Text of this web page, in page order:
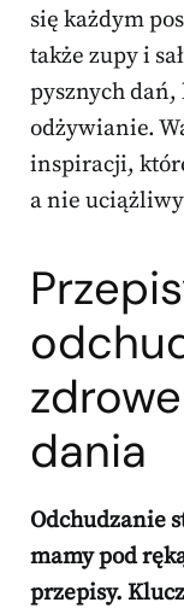
się każdym
także zupy i
pysznych
odżywianie.
inspiracji,
a nie
dania
Odchudzanie
mamy pod
przepisy.